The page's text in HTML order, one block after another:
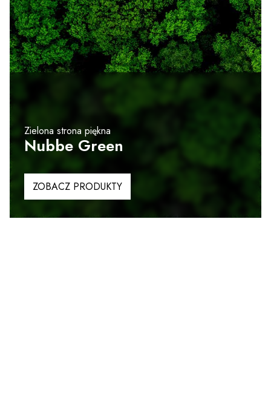
Zielona strona piękna
Nubbe Green
ZOBACZ PRODUKTY